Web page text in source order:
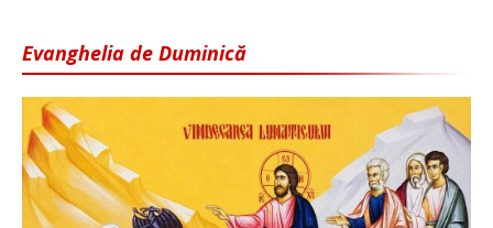
Evanghelia de Duminică